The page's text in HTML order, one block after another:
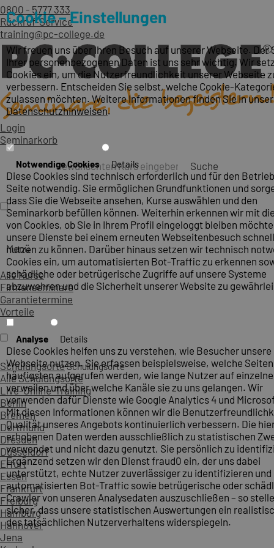
0800 - 5777 333
Rückruf-Service
training@pc-college.de
Login
Seminarkorb
Suche
Menü
Alle Kurse
Firmenseminare
Garantietermine
Vorteile
SchulungsorteSchulungsorte
Alle Schulungsorte
Live-Online-Training
Berlin
Bremen
Dortmund
Dresden
Düsseldorf
Erfurt
Essen
Frankfurt
Freiburg
Hamburg
Hannover
Jena
Cookie – Einstellungen
Wir freuen uns über Ihren Besuch auf unserer Webseite. Der
Ihrer personenbezogenen Daten ist uns sehr wichtig. Wir
Cookies ein, um die Nutzerfreundlichkeit unserer Webseite
verbessern. Entscheiden Sie selbst, welche Cookie-
zulassen möchten. Weitere Informationen finden Sie in
Datenschutzhinweisen.
Notwendige Cookies Details
Diese Cookies sind technisch erforderlich und für den
Seite notwendig. Sie ermöglichen Grundfunktionen und
dass Sie die Webseite ansehen, Kurse auswählen und den
Seminarkorb befüllen können. Weiterhin erkennen wir mit
von Cookies, ob Sie in Ihrem Profil eingeloggt bleiben
unsere Dienste bei einem erneuten Webseitenbesuch
nutzen zu können. Darüber hinaus setzen wir technisch
Cookies ein, um automatisierten Bot-Traffic zu erkennen
schädliche oder betrügerische Zugriffe auf unsere Systeme
abzuwehren und die Sicherheit unserer Website zu
Analyse Details
Diese Cookies helfen uns zu verstehen, wie Besucher unsere
Webseite nutzen. Sie erfassen beispielsweise, welche
häufigsten aufgerufen werden, wie lange Nutzer auf
verweilen und über welche Kanäle sie zu uns gelangen. Wir
verwenden dafür Dienste wie Google Analytics 4 und
Mit diesen Informationen können wir die
Qualität unseres Angebots kontinuierlich verbessern. Die
erhobenen Daten werden ausschließlich zu statistischen
verwendet und nicht dazu genutzt, Sie persönlich zu
Ergänzend setzen wir den Dienst fraud0 ein, der uns dabei
unterstützt, echte Nutzer zuverlässiger zu identifizieren und
automatisierten Bot-Traffic sowie betrügerische oder
Crawler von unseren Analysedaten auszuschließen – so
sicher, dass unsere statistischen Auswertungen ein
des tatsächlichen Nutzerverhaltens widerspiegeln.